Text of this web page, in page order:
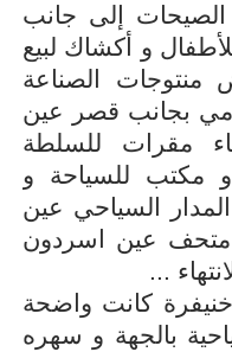
الصيحات إلى جانب
و أكشاك لبيع
منتوجات الصناعة
بجانب قصر عين
مقرات للسلطة
و مكتب للسياحة و
السياحي عين
متحف عين اسردون
...
كانت واضحة
بالجهة و سهره